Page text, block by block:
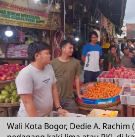
Wali Kota Bogor, Dedie A.